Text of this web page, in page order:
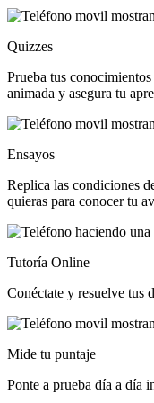
Quizzes
Prueba tus
animada y asegura tu
Ensayos
Replica las condiciones
quieras para conocer tu
Tutoría Online
Conéctate y resuelve tus
Mide tu puntaje
Ponte a prueba día a día